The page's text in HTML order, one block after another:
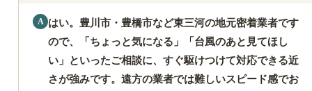
はい。豊川市・豊橋市など東三河の地元密着業者です
ので、「ちょっと気になる」「台風のあと見てほし
い」といったご相談に、すぐ駆けつけて対応できる近
さが強みです。遠方の業者では難しいスピード感でお